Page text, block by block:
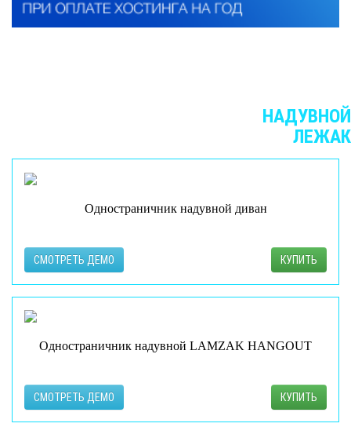
НАДУВНОЙ
ЛЕЖАК
Одностраничник надувной диван
КУПИТЬ
СМОТРЕТЬ ДЕМО
Одностраничник надувной LAMZAK HANGOUT
КУПИТЬ
СМОТРЕТЬ ДЕМО